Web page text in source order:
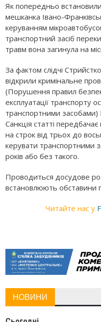
Як попередньо
мешканка Івано-
керуванням
транспортний засіб
травм вона загинула на
За фактом слідчі
відкрили кримінальне
(Порушення правил
експлуатації транспорту
транспортними засобами)
Санкція статті
на строк від трьох до
керувати транспортними
років або без такого.
Проводиться досудове
встановлюють обставини
Читайте нас у
НОВИНИ